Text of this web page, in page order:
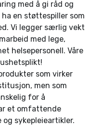
med å gi råd og
en støttespiller som
Vi legger særlig vekt
med lege,
helsepersonell. Våre
som virker
men som
for å
et omfattende
sykepleieartikler.